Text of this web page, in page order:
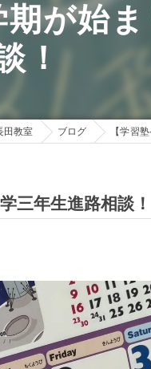
期が始
！
田教室 ブログ 【学習
三年生進路相談！